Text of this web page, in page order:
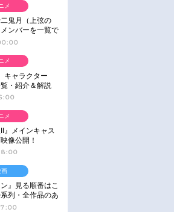
二鬼月（上弦の
ンバーを一覧で
鬼の情報まと
メ
キャラクター
覧・紹介＆解説
メ
II』メインキャス
像公開！
メ
ン』見る順番はこ
列・全作品のあ
した
画